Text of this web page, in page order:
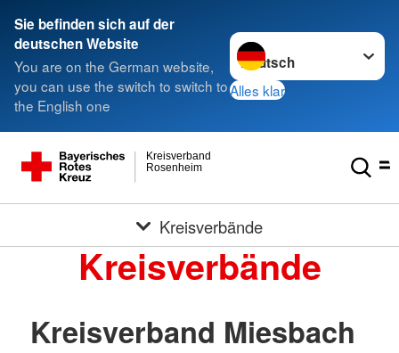
Sie befinden sich auf der
deutschen Website
You are on the German website,
you can use the switch to switch to
the English one
Sprache wechseln zu
Alles klar
Rosenheim
Kreisverband
Kreisverbände
Kreisverbände
Kreisverband Miesbach